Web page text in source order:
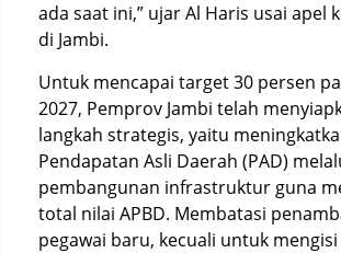
ada saat ini,” ujar Al Haris usai apel
di Jambi.
Untuk mencapai target 30 persen
2027, Pemprov Jambi telah
langkah strategis, yaitu
Pendapatan Asli Daerah (PAD)
pembangunan infrastruktur guna
total nilai APBD. Membatasi
pegawai baru, kecuali untuk